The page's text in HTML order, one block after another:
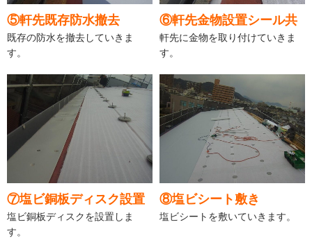
⑤軒先既存防水撤去
既存の防水を撤去していきま
す。
⑥軒先金物設置シール共
軒先に金物を取り付けていきま
す。
⑦塩ビ銅板ディスク設置
塩ビ銅板ディスクを設置しま
す。
⑧塩ビシート敷き
塩ビシートを敷いていきます。